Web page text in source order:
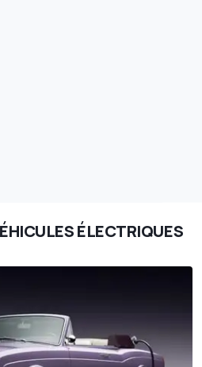
ÉLECTRIQUES